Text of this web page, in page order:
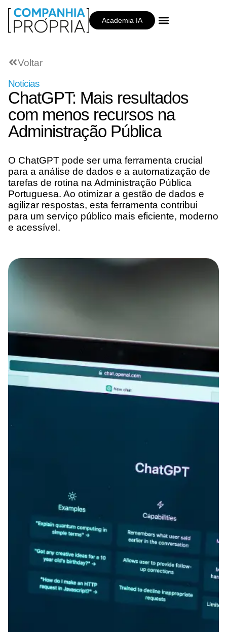
Academia IA
Voltar
Notícias
ChatGPT: Mais resultados
com menos recursos na
Administração Pública
O ChatGPT pode ser uma ferramenta crucial
para a análise de dados e a automatização de
tarefas de rotina na Administração Pública
Portuguesa. Ao otimizar a gestão de dados e
agilizar respostas, esta ferramenta contribui
para um serviço público mais eficiente, moderno
e acessível.